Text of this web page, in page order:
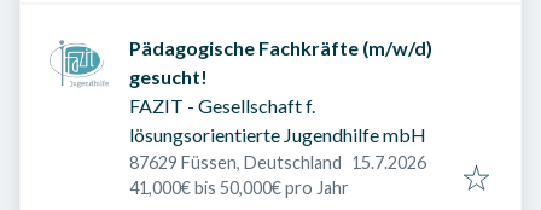
Pädagogische Fachkräfte (m/w/d)
gesucht!
FAZIT - Gesellschaft f.
lösungsorientierte Jugendhilfe mbH
87629 Füssen, Deutschland Veröffentlicht am
15.7.2026
41,000€ bis 50,000€ pro Jahr